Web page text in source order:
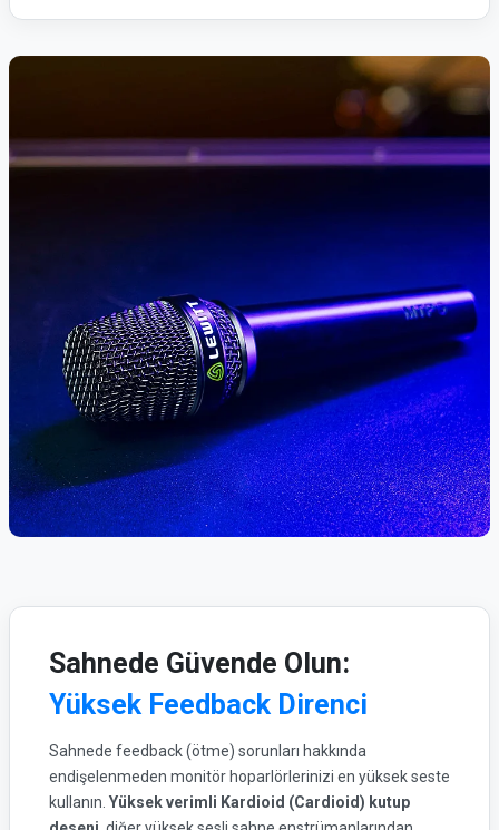
Sahnede Güvende Olun:
Yüksek Feedback Direnci
Sahnede feedback (ötme) sorunları hakkında
endişelenmeden monitör hoparlörlerinizi en yüksek seste
kullanın. Yüksek verimli Kardioid (Cardioid) kutup